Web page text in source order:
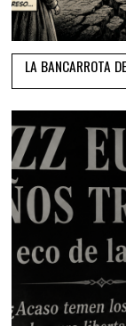
LA BANCARROTA